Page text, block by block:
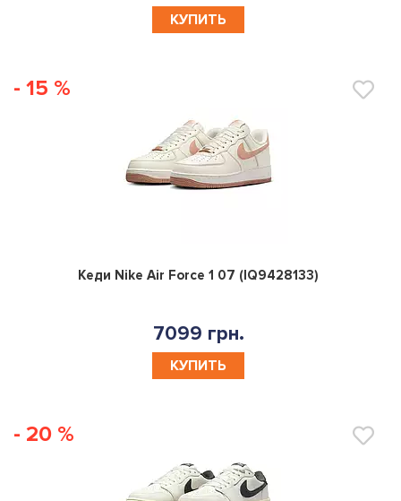
КУПИТЬ
- 15 %
0
Кеди Nike Air Force 1 07 (IQ9428133)
7099 грн.
КУПИТЬ
- 20 %